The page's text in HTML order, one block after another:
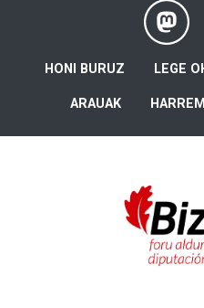
HONI BURUZ LEGE
ARAUAK